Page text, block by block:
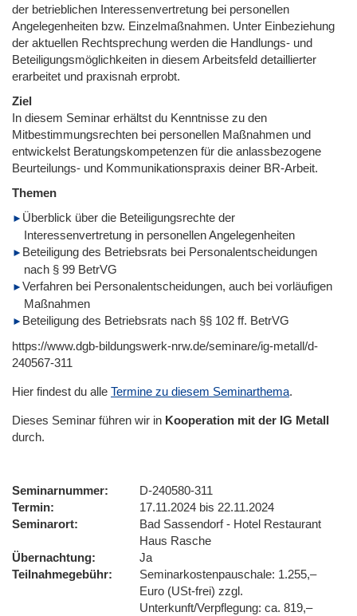
der betrieblichen Interessenvertretung bei personellen
Angelegenheiten bzw. Einzelmaßnahmen. Unter Einbeziehung
der aktuellen Rechtsprechung werden die Handlungs- und
Beteiligungsmöglichkeiten in diesem Arbeitsfeld detaillierter
erarbeitet und praxisnah erprobt.
Ziel
In diesem Seminar erhältst du Kenntnisse zu den
Mitbestimmungsrechten bei personellen Maßnahmen und
entwickelst Beratungskompetenzen für die anlassbezogene
Beurteilungs- und Kommunikationspraxis deiner BR-Arbeit.
Themen
Überblick über die Beteiligungsrechte der
Interessenvertretung in personellen Angelegenheiten
Beteiligung des Betriebsrats bei Personalentscheidungen
nach § 99 BetrVG
Verfahren bei Personalentscheidungen, auch bei vorläufigen
Maßnahmen
Beteiligung des Betriebsrats nach §§ 102 ff. BetrVG
https://www.dgb-bildungswerk-nrw.de/seminare/ig-metall/d-
240567-311
Hier findest du alle Termine zu diesem Seminarthema.
Dieses Seminar führen wir in Kooperation mit der IG Metall
durch.
Seminarnummer
D-240580-311
Termin
17.11.2024 bis 22.11.2024
Seminarort
Bad Sassendorf - Hotel Restaurant
Haus Rasche
Übernachtung
Ja
Teilnahmegebühr
Seminarkostenpauschale: 1.255,–
Euro (USt-frei) zzgl.
Unterkunft/Verpflegung: ca. 819,–